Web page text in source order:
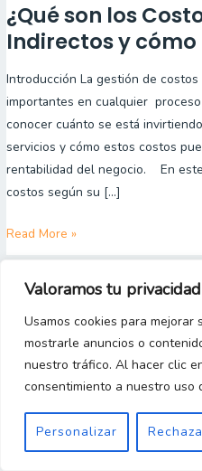
Valoramos tu privacidad
Usamos cookies para mejorar
mostrarle anuncios o
nuestro tráfico. Al hacer clic
consentimiento a nuestro uso
Personalizar
¿Qué son los
Indirectos y
Introducción La gestión de
importantes en cualquier
conocer cuánto se está
servicios y cómo estos costos
rentabilidad del negocio. En
costos según su […]
¿Qué
son
Costos
Directos
e
Indirectos
y
cómo
Read More »